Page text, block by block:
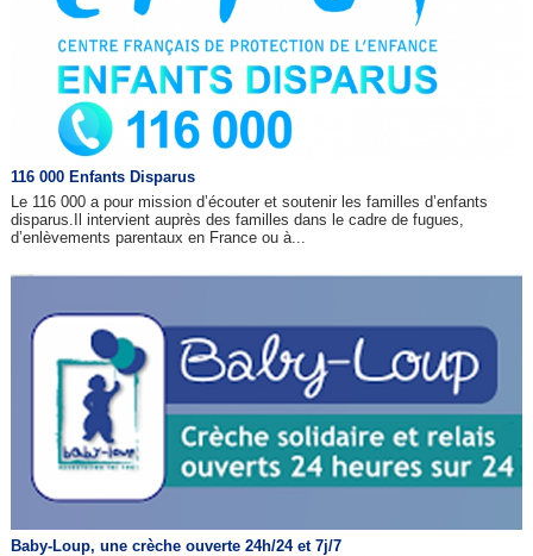
116 000 Enfants Disparus
Le 116 000 a pour mission d’écouter et soutenir les familles d’enfants
disparus.Il intervient auprès des familles dans le cadre de fugues,
d’enlèvements parentaux en France ou à...
Baby-Loup, une crèche ouverte 24h/24 et 7j/7